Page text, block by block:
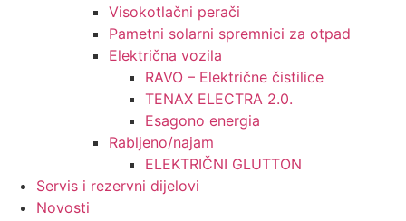
Visokotlačni perači
Pametni solarni spremnici za otpad
Električna vozila
RAVO – Električne čistilice
TENAX ELECTRA 2.0.
Esagono energia
Rabljeno/najam
ELEKTRIČNI GLUTTON
Servis i rezervni dijelovi
Novosti